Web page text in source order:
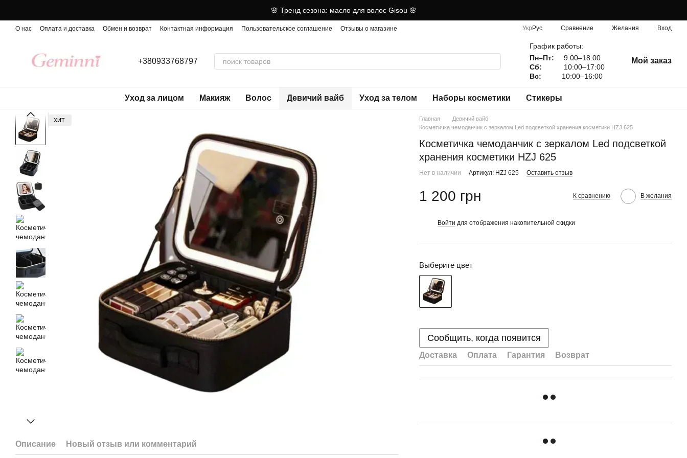
🌸 Тренд сезона: масло для волос Gisou 🌸
О нас Оплата и доставка Обмен и возврат Контактная информация Пользовательское соглашение Отзывы о магазине Укр Рус Сравнение Желания Вход
+380933768797
График работы:
Пн–Пт:
9:00–18:00
Сб:
10:00–17:00
Вс:
10:00–16:00
Мой заказ
Уход за лицом Макияж Волос Девичий вайб Уход за телом Наборы косметики Стикеры
ХИТ
Описание Новый отзыв или комментарий
Главная
Девичий вайб
Косметичка чемоданчик с зеркалом Led подсветкой хранения косметики HZJ 625
Косметичка чемоданчик с зеркалом Led подсветкой
хранения косметики HZJ 625
Нет в наличии Артикул: HZJ 625 Оставить отзыв
1 200 грн К сравнению В желания
Войти для отображения накопительной скидки
Выберите цвет
Сообщить, когда появится
Доставка Оплата Гарантия Возврат